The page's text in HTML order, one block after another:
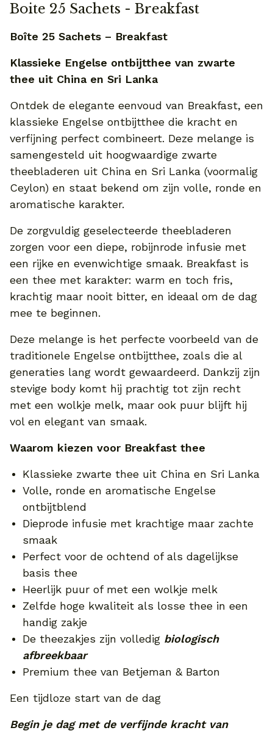
Boite 25 Sachets - Breakfast
Boîte 25 Sachets – Breakfast
Klassieke Engelse ontbijtthee van zwarte
thee uit China en Sri Lanka
Ontdek de elegante eenvoud van Breakfast, een
klassieke Engelse ontbijtthee die kracht en
verfijning perfect combineert. Deze melange is
samengesteld uit hoogwaardige zwarte
theebladeren uit China en Sri Lanka (voormalig
Ceylon) en staat bekend om zijn volle, ronde en
aromatische karakter.
De zorgvuldig geselecteerde theebladeren
zorgen voor een diepe, robijnrode infusie met
een rijke en evenwichtige smaak. Breakfast is
een thee met karakter: warm en toch fris,
krachtig maar nooit bitter, en ideaal om de dag
mee te beginnen.
Deze melange is het perfecte voorbeeld van de
traditionele Engelse ontbijtthee, zoals die al
generaties lang wordt gewaardeerd. Dankzij zijn
stevige body komt hij prachtig tot zijn recht
met een wolkje melk, maar ook puur blijft hij
vol en elegant van smaak.
Waarom kiezen voor Breakfast thee
Klassieke zwarte thee uit China en Sri Lanka
Volle, ronde en aromatische Engelse
ontbijtblend
Dieprode infusie met krachtige maar zachte
smaak
Perfect voor de ochtend of als dagelijkse
basis thee
Heerlijk puur of met een wolkje melk
Zelfde hoge kwaliteit als losse thee in een
handig zakje
De theezakjes zijn volledig biologisch
afbreekbaar
Premium thee van Betjeman & Barton
Een tijdloze start van de dag
Begin je dag met de verfijnde kracht van